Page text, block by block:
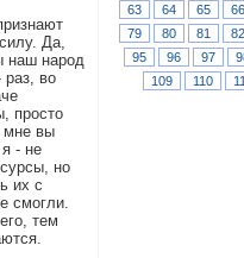
Да,
наш народ
раз, во
просто
мне вы
- не
но
их с
смогли.
тем
63
64 65 66
79
80 81 82
95
96 97
109
110